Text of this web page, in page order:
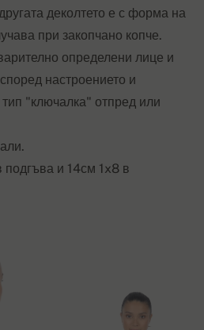
деколтето е с форма на
при закопчано копче.
определени лице и
настроението и
"ключалка" отпред или
и 14см 1x8 в